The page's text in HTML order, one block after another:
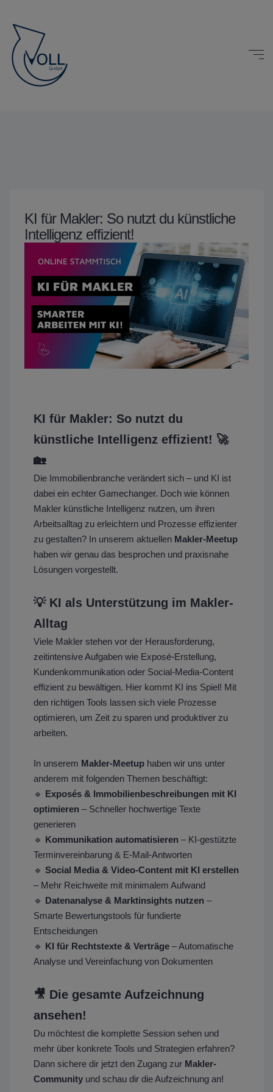
KI für Makler: So nutzt du künstliche
Intelligenz effizient!
KI für Makler: So nutzt du
künstliche Intelligenz effizient! 🚀
🏡
Die Immobilienbranche verändert sich – und KI ist
dabei ein echter Gamechanger. Doch wie können
Makler künstliche Intelligenz nutzen, um ihren
Arbeitsalltag zu erleichtern und Prozesse effizienter
zu gestalten? In unserem aktuellen Makler-Meetup
haben wir genau das besprochen und praxisnahe
Lösungen vorgestellt.
💡 KI als Unterstützung im Makler-
Alltag
Viele Makler stehen vor der Herausforderung,
zeitintensive Aufgaben wie Exposé-Erstellung,
Kundenkommunikation oder Social-Media-Content
effizient zu bewältigen. Hier kommt KI ins Spiel! Mit
den richtigen Tools lassen sich viele Prozesse
optimieren, um Zeit zu sparen und produktiver zu
arbeiten.
In unserem Makler-Meetup haben wir uns unter
anderem mit folgenden Themen beschäftigt:
🔹 Exposés & Immobilienbeschreibungen mit KI
optimieren – Schneller hochwertige Texte
generieren
🔹 Kommunikation automatisieren – KI-gestützte
Terminvereinbarung & E-Mail-Antworten
🔹 Social Media & Video-Content mit KI erstellen
– Mehr Reichweite mit minimalem Aufwand
🔹 Datenanalyse & Marktinsights nutzen –
Smarte Bewertungstools für fundierte
Entscheidungen
🔹 KI für Rechtstexte & Verträge – Automatische
Analyse und Vereinfachung von Dokumenten
🎥 Die gesamte Aufzeichnung
ansehen!
Du möchtest die komplette Session sehen und
mehr über konkrete Tools und Strategien erfahren?
Dann sichere dir jetzt den Zugang zur Makler-
Community und schau dir die Aufzeichnung an!